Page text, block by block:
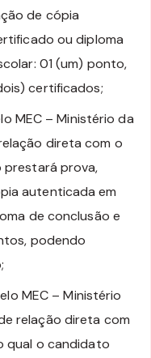
de cópia
ou diploma
01 (um) ponto,
certificados;
MEC – Ministério da
direta com o
prova,
autenticada em
de conclusão e
podendo
MEC – Ministério
relação direta com
qual o candidato